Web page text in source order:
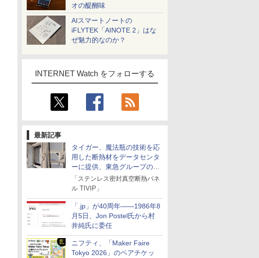
オの醍醐味
AIスマートノートの
iFLYTEK「AINOTE 2」はな
ぜ魅力的なのか？
INTERNET Watch をフォローする
最新記事
タイガー、魔法瓶の技術を応
用した断熱材をデータセンタ
ーに提供、東急グループの実
証実験で
「ステンレス密封真空断熱パネ
ル TIVIP」
「.jp」が40周年――1986年8
月5日、Jon Postel氏から村
井純氏に委任
ニフティ、「Maker Faire
Tokyo 2026」のペアチケッ